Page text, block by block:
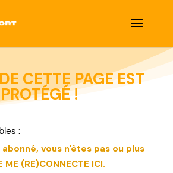
CETTE PAGE EST
PROTÉGÉ !
:
abonné, vous n'êtes pas ou plus
(RE)CONNECTE ICI.